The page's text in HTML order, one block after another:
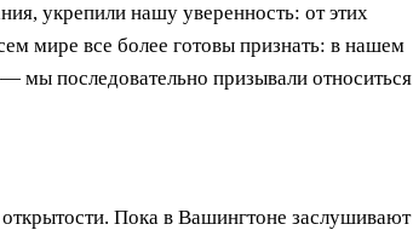
укрепили нашу уверенность: от этих
мире все более готовы признать: в нашем
мы последовательно призывали относиться
Пока в Вашингтоне заслушивают